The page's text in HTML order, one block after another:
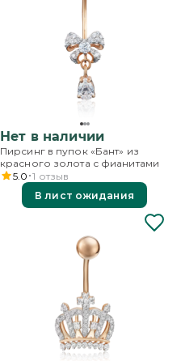
Нет в наличии
Пирсинг в пупок «Бант» из
красного золота с фианитами
5.0 1 отзыв
В лист ожидания